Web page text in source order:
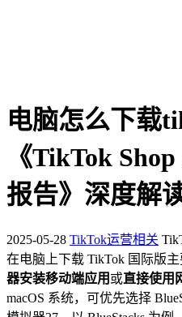
电脑怎么下载
《TikTok
报告》深度解
2025-05-28 TikTok运营相关
在电脑上下载 TikTok 国际版主
器安装移动端应用 或直接使用
macOS 系统，可优先选择